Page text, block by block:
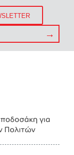
για
Πολιτών